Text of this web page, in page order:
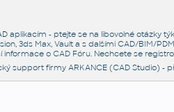
aplikacím - ptejte se na libovolné otázky
3ds Max, Vault a s dalšími CAD/BIM/
informace o CAD Fóru. Nechcete se
support firmy ARKANCE (CAD Studio) -